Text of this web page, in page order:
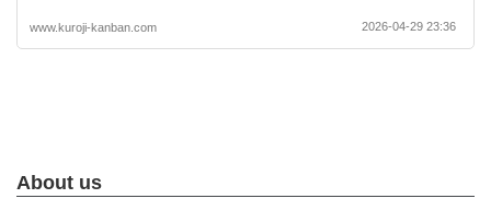
www.kuroji-kanban.com 2026-04-29 23:36
About us